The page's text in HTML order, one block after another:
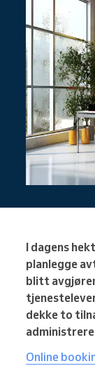
I dagens
planlegge
blitt
dekke to
Online